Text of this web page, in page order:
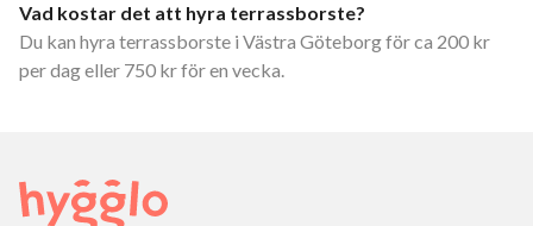
Vad kostar det att hyra terrassborste?
Du kan hyra terrassborste i Västra Göteborg för ca 200 kr
per dag eller 750 kr för en vecka.